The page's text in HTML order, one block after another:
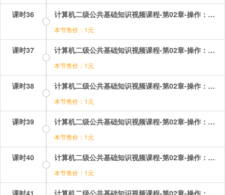
课时36 计算机二级公共基础知识视频课程-第02章-操作：程序设计方法与风格（1）.mp4
本节售价：1元
课时37 计算机二级公共基础知识视频课程-第02章-操作：程序设计方法与风格（2）.mp4
本节售价：1元
课时38 计算机二级公共基础知识视频课程-第02章-操作：第二章考点综合.mp4
本节售价：1元
课时39 计算机二级公共基础知识视频课程-第02章-操作：结构化程序设计.mp4
本节售价：1元
课时40 计算机二级公共基础知识视频课程-第02章-操作：结构化程序设计相关考题.mp4
本节售价：1元
课时41 计算机二级公共基础知识视频课程-第02章-操作：面向对象的程序设计.mp4